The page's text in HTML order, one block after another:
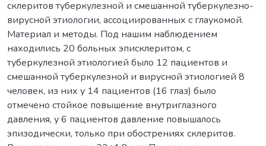
склеритов туберкулезной и смешанной туберкулезно-
вирусной этиологии, ассоциированных с глаукомой.
Материал и методы. Под нашим наблюдением
находились 20 больных эписклеритом, с
туберкулезной этиологией было 12 пациентов и
смешанной туберкулезной и вирусной этиологией 8
человек, из них у 14 пациентов (16 глаз) было
отмечено стойкое повышение внутриглазного
давления, у 6 пациентов давление повышалось
эпизодически, только при обострениях склеритов.